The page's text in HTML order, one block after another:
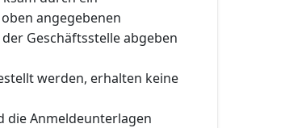
angegebenen
Geschäftsstelle abgeben
werden, erhalten keine
die Anmeldeunterlagen